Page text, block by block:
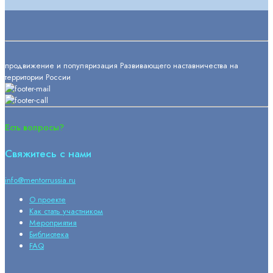
продвижение и популяризация Развивающего наставничества на
территории России
Есть вопросы?
Свяжитесь с нами
info@mentorrussia.ru
О проекте
Как стать участником
Мероприятия
Библиотека
FAQ